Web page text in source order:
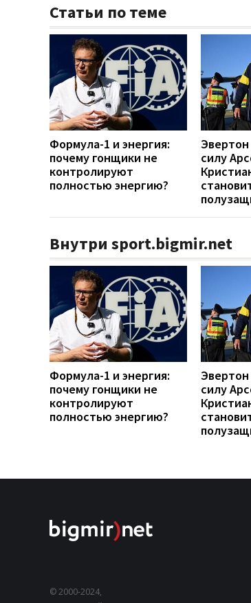
Статьи по теме
Формула-1 и энергия:
почему гонщики не
контролируют
полностью энергию?
Эвертон
силу
Внутри sport.bigmir.net
Формула-1 и энергия:
почему гонщики не
контролируют
полностью энергию?
Эвертон
силу
© 2000-2024,